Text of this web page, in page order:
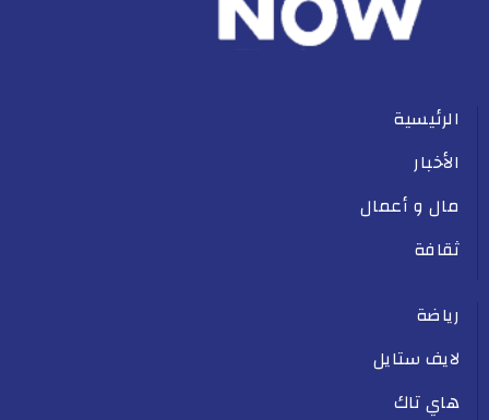
الرئيسية
الأخبار
مال و أعمال
ثقافة
رياضة
لايف ستايل
هاي تاك